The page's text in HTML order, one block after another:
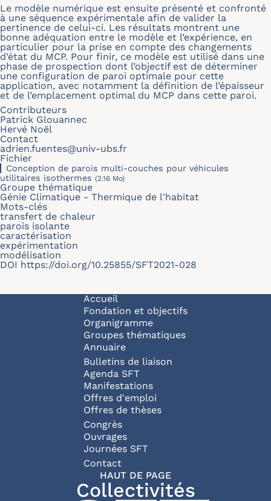
Le modèle numérique est ensuite présenté et confronté
à une séquence expérimentale afin de valider la
pertinence de celui-ci. Les résultats montrent une
bonne adéquation entre le modèle et l’expérience, en
particulier pour la prise en compte des changements
d’état du MCP. Pour finir, ce modèle est utilisé dans une
phase de prospection dont l’objectif est de déterminer
une configuration de paroi optimale pour cette
application, avec notamment la définition de l’épaisseur
et de l’emplacement optimal du MCP dans cette paroi.
Contributeurs
Patrick Glouannec
Hervé Noël
Contact
adrien.fuentes@univ-ubs.fr
Fichier
Conception de parois multi-couches pour véhicules
utilitaires isothermes (2.16 Mo)
Groupe thématique
Génie Climatique - Thermique de l'habitat
Mots-clés
transfert de chaleur
parois isolante
caractérisation
expérimentation
modélisation
DOI https://doi.org/10.25855/SFT2021-028
Navigation principale
Accueil
Fondation et objectifs
Organigramme
Groupes thématiques
Annuaire
Bulletins de liaison
Agenda SFT
Manifestations
Offres d'emploi
Offres de thèses
Congrès
Ouvrages
Journées SFT
Pied de page
Contact
HAUT DE PAGE
Collectivités